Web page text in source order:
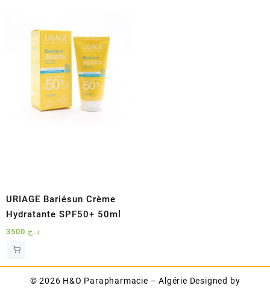
URIAGE Bariésun Crème
Hydratante SPF50+ 50ml
د.ج
© 2026 H&O Parapharmacie – Algérie Designed by